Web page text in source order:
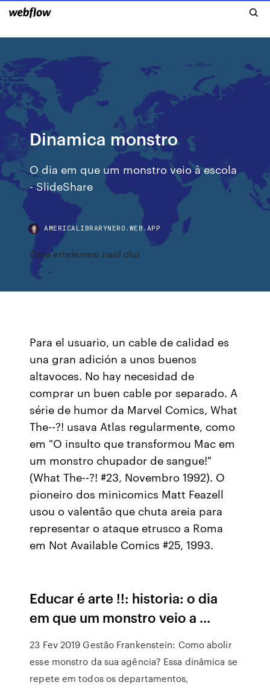
Dinamica monstro
O dia em que um monstro veio à escola
- SlideShare
AMERICALIBRARYNERO.WEB.APP
Ceza ertelemesi nasil olur
Para el usuario, un cable de calidad es
una gran adición a unos buenos
altavoces. No hay necesidad de
comprar un buen cable por separado. A
série de humor da Marvel Comics, What
The--?! usava Atlas regularmente, como
em "O insulto que transformou Mac em
um monstro chupador de sangue!"
(What The--?! #23, Novembro 1992). O
pioneiro dos minicomics Matt Feazell
usou o valentão que chuta areia para
representar o ataque etrusco a Roma
em Not Available Comics #25, 1993.
Educar é arte !!: historia: o dia
em que um monstro veio a ...
23 Fev 2019 Gestão Frankenstein: Como abolir
esse monstro da sua agência? Essa dinâmica se
repete em todos os departamentos,